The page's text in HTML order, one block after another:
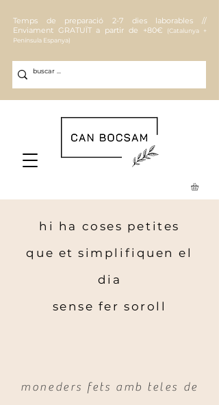
Temps de preparació 2-7 dies laborables //
Enviament GRATUÏT a partir de +80€
(Catalunya +
Península Espanya)
hi ha coses petites
que et simplifiquen el
dia
sense fer soroll
moneders fets amb teles de